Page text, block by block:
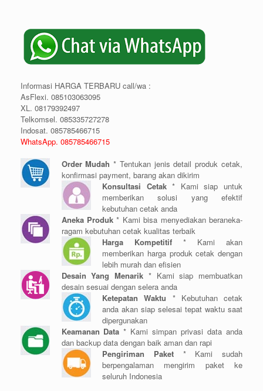
Informasi HARGA TERBARU call/wa :
AsFlexi. 085103063095
XL. 08179392497
Telkomsel. 085335727278
Indosat. 085785466715
WhatsApp. 085785466715
Order Mudah * Tentukan jenis detail produk cetak,
konfirmasi payment, barang akan dikirim
Konsultasi Cetak* Kami siap untuk
memberikan solusi yang efektif
kebutuhan cetak anda
Aneka Produk* Kami bisa menyediakan beraneka-
ragam kebutuhan cetak kualitas terbaik
Harga Kompetitif * Kami akan
memberikan harga produk cetak dengan
lebih murah dan efisien
Desain Yang Menarik * Kami siap membuatkan
desain sesuai dengan selera anda
Ketepatan Waktu * Kebutuhan cetak
anda akan siap selesai tepat waktu saat
dipergunakan
Keamanan Data * Kami simpan privasi data anda
dan backup data dengan baik aman dan rapi
Pengiriman Paket* Kami sudah
berpengalaman mengirim paket ke
seluruh Indonesia